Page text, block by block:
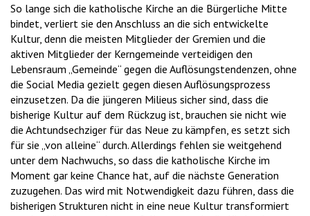
So lange sich die katholische Kirche an die Bürgerliche Mitte
bindet, verliert sie den Anschluss an die sich entwickelte
Kultur, denn die meisten Mitglieder der Gremien und die
aktiven Mitglieder der Kerngemeinde verteidigen den
Lebensraum „Gemeinde“ gegen die Auflösungstendenzen, ohne
die Social Media gezielt gegen diesen Auflösungsprozess
einzusetzen. Da die jüngeren Milieus sicher sind, dass die
bisherige Kultur auf dem Rückzug ist, brauchen sie nicht wie
die Achtundsechziger für das Neue zu kämpfen, es setzt sich
für sie „von alleine“ durch. Allerdings fehlen sie weitgehend
unter dem Nachwuchs, so dass die katholische Kirche im
Moment gar keine Chance hat, auf die nächste Generation
zuzugehen. Das wird mit Notwendigkeit dazu führen, dass die
bisherigen Strukturen nicht in eine neue Kultur transformiert